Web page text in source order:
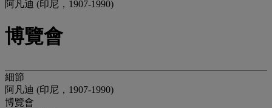
阿凡迪 (印尼，1907-1990)
博覽會
細節
阿凡迪 (印尼，1907-1990)
博覽會